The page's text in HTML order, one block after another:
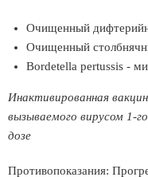
Очищенный
Очищенный
Bordetella pertussis -
Инактивированная
вызываемого вирусом 1-
дозе
Противопоказания: